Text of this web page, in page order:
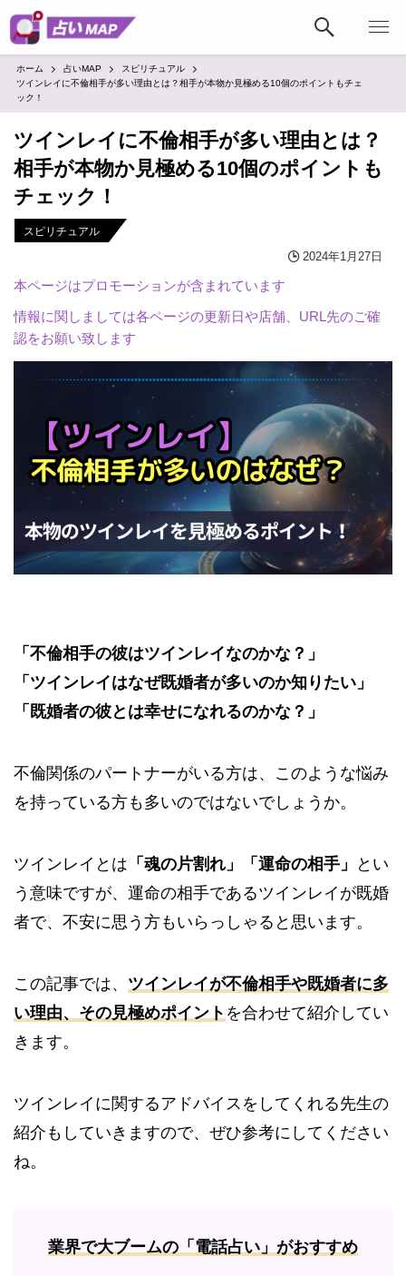
ホーム 占いMAP
スピリチュアル
ツインレイに不倫相手が多い理由とは？相手が本物か見極める10個のポイントもチェ
ック！
ツインレイに不倫相手が多い理由とは？
相手が本物か見極める10個のポイントも
チェック！
スピリチュアル
2024年1月27日
本ページはプロモーションが含まれています
情報に関しましては各ページの更新日や店舗、URL先のご確
認をお願い致します
「不倫相手の彼はツインレイなのかな？」
「ツインレイはなぜ既婚者が多いのか知りたい」
「既婚者の彼とは幸せになれるのかな？」
不倫関係のパートナーがいる方は、このような悩み
を持っている方も多いのではないでしょうか。
ツインレイとは 「魂の片割れ」「運命の相手」
とい
う意味ですが、運命の相手であるツインレイが既婚
者で、不安に思う方もいらっしゃると思います。
この記事では、 ツインレイが不倫相手や既婚者に多
い理由、その見極めポイント を合わせて紹介してい
きます。
ツインレイに関するアドバイスをしてくれる先生の
紹介もしていきますので、ぜひ参考にしてください
ね。
業界で大ブームの「電話占い」がおすすめ